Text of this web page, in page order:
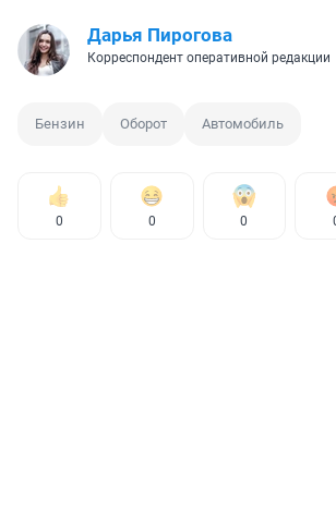
Дарья Пирогова
Корреспондент оперативной редакции
Бензин Оборот Автомобиль
0 0 0